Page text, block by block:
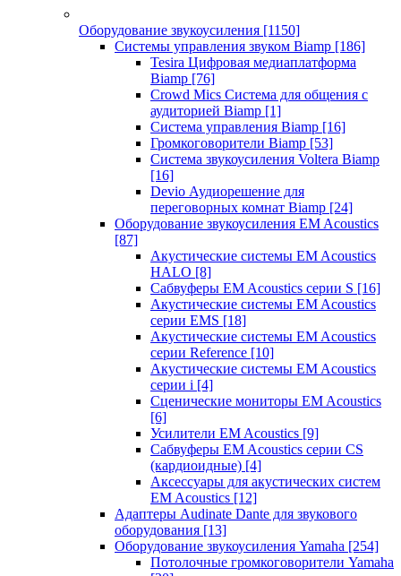
Оборудование звукоусиления [1150]
Системы управления звуком Biamp [186]
Tesira Цифровая медиаплатформа
Biamp [76]
Crowd Mics Система для общения с
аудиторией Biamp [1]
Система управления Biamp [16]
Громкоговорители Biamp [53]
Система звукоусиления Voltera Biamp
[16]
Devio Аудиорешение для
переговорных комнат Biamp [24]
Оборудование звукоусиления EM Acoustics
[87]
Акустические системы EM Acoustics
HALO [8]
Сабвуферы EM Acoustics серии S [16]
Акустические системы EM Acoustics
серии EMS [18]
Акустические системы EM Acoustics
серии Reference [10]
Акустические системы EM Acoustics
серии i [4]
Сценические мониторы EM Acoustics
[6]
Усилители EM Acoustics [9]
Сабвуферы EM Acoustics серии CS
(кардиоидные) [4]
Аксессуары для акустических систем
EM Acoustics [12]
Адаптеры Audinate Dante для звукового
оборудования [13]
Оборудование звукоусиления Yamaha [254]
Потолочные громкоговорители Yamaha